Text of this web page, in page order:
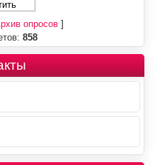
опросов]
858